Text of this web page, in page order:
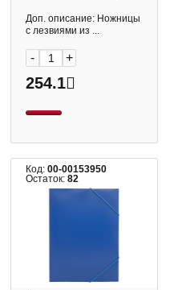
прорез., ассорти
60841
Доп. описание: Ножницы
с лезвиями из ...
- +
254.1
Код:00-00153950
Остаток:82